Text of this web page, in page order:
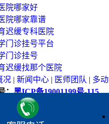
院哪家好
院哪家靠谱
迟缓专科医院
门诊挂号平台
门诊挂号
迟缓找那个医院
况 | 新闻中心 | 医师团队 | 多
：黑ICP备19001199号-115
省哈尔滨市南岗区先锋路565
免排队挂号系统]
[医师在线咨